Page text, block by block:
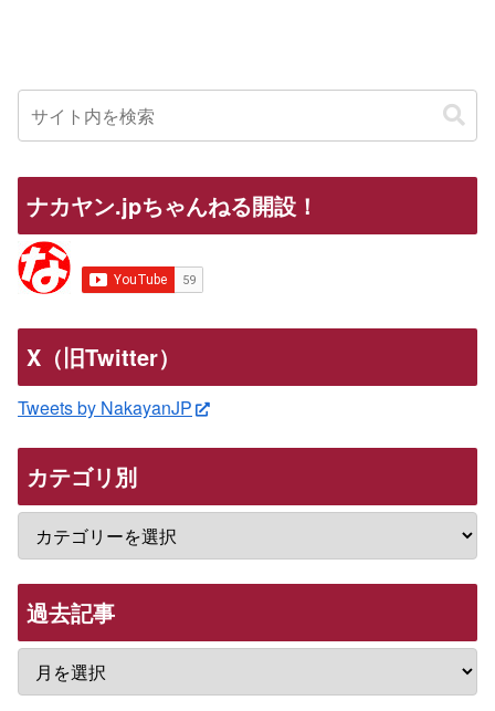
ナカヤン.jpちゃんねる開設！
X（旧Twitter）
Tweets by NakayanJP
カテゴリ別
過去記事